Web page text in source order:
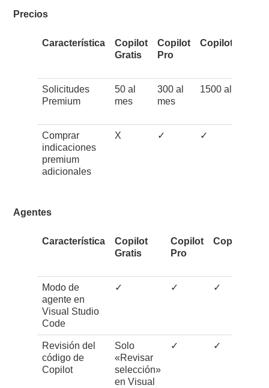
Precios
Característica
Copilot
Gratis
Copilot
Pro
Copilot Pro+
Solicitudes
Premium
50 al
mes
300 al
mes
1500 al mes
Comprar
indicaciones
premium
adicionales
X ✓ ✓
Agentes
Característica
Copilot
Gratis
Copilot
Pro
Copilot
Modo de
agente en
Visual Studio
Code
✓ ✓ ✓
Revisión del
código de
Copilot
Solo
«Revisar
selección»
en Visual
✓ ✓